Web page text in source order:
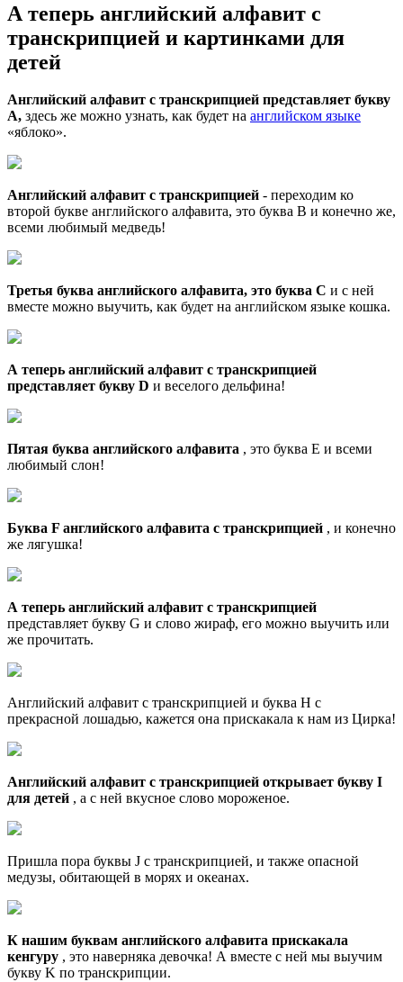
А теперь английский алфавит с
транскрипцией и картинками для
детей
Английский алфавит с транскрипцией представляет букву
А, здесь же можно узнать, как будет на английском языке
«яблоко».
Английский алфавит с транскрипцией - переходим ко
второй букве английского алфавита, это буква B и конечно же,
всеми любимый медведь!
Третья буква английского алфавита, это буква C и с ней
вместе можно выучить, как будет на английском языке кошка.
А теперь английский алфавит с транскрипцией
представляет букву D и веселого дельфина!
Пятая буква английского алфавита , это буква E и всеми
любимый слон!
Буква F английского алфавита с транскрипцией , и конечно
же лягушка!
А теперь английский алфавит с транскрипцией
представляет букву G и слово жираф, его можно выучить или
же прочитать.
Английский алфавит с транскрипцией и буква H с
прекрасной лошадью, кажется она прискакала к нам из Цирка!
Английский алфавит с транскрипцией открывает букву I
для детей , а с ней вкусное слово мороженое.
Пришла пора буквы J с транскрипцией, и также опасной
медузы, обитающей в морях и океанах.
К нашим буквам английского алфавита прискакала
кенгуру , это наверняка девочка! А вместе с ней мы выучим
букву K по транскрипции.